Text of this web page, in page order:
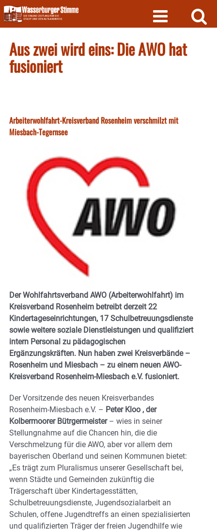
Skip
to
content
Aus zwei wird eins: Die AWO hat
fusioniert
Arbeiterwohlfahrt-Kreisverband Rosenheim verschmilzt mit
Miesbach-Tegernsee
Der Wohlfahrtsverband AWO (Arbeiterwohlfahrt) im
Kreisverband Rosenheim betreibt derzeit 22
Kindertageseinrichtungen, 17 Schulbetreuungsdienste
sowie weitere soziale Dienstleistungen und qualifiziert
intern Personal zu pädagogischen
Ergänzungskräften. Nun haben zwei Kreisverbände –
Rosenheim und Miesbach – zu einem neuen AWO-
Kreisverband Rosenheim-Miesbach e.V. fusioniert.
Der Vorsitzende des neuen Kreisverbandes
Rosenheim-Miesbach e.V. – Peter Kloo , der
Kolbermoorer Bütrgermeister– wies in seiner
Stellungnahme auf die Chancen hin, die die
Verschmelzung für die AWO, aber vor allem dem
bayerischen Oberland und seinen Kommunen bietet:
„Es trägt zum Pluralismus unserer Gesellschaft bei,
wenn Städte und Gemeinden zukünftig die
Trägerschaft über Kindertagesstätten,
Schulbetreuungsdienste, Jugendsozialarbeit an
Schulen, offene Jugendtreffs an einen spezialisierten
und qualifizierten Träger der freien Jugendhilfe wie